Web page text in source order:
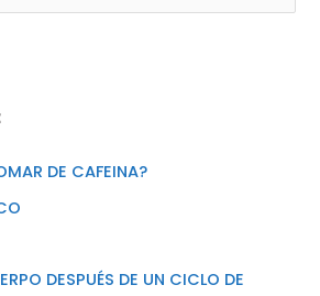
DE CAFEINA?
DESPUÉS DE UN CICLO DE